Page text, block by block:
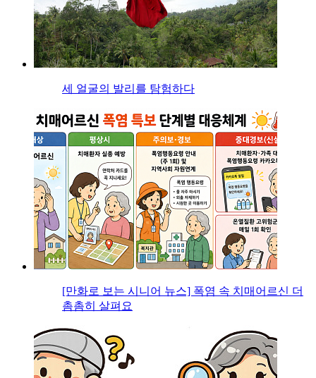
세 얼굴의 발리를 탐험하다
[만화로 보는 시니어 뉴스] 폭염 속 치매어르신 더
촘촘히 살펴요